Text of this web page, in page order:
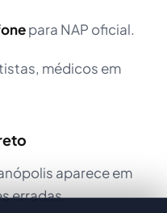
para NAP oficial.
médicos em
aparece em
erradas.